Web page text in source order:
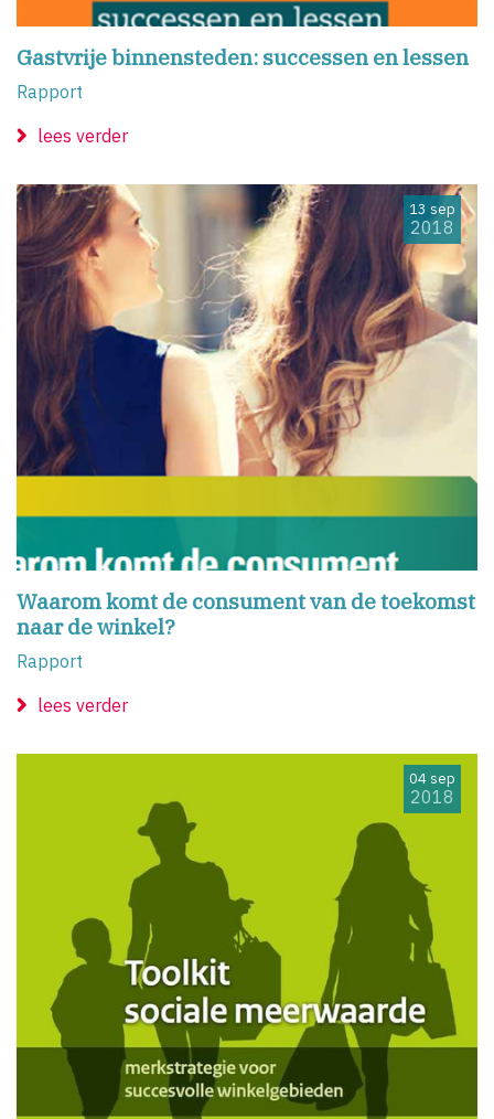
Gastvrije binnensteden: successen en lessen
Rapport
lees verder
Waarom komt de consument van de toekomst
naar de winkel?
Rapport
13 sep
2018
lees verder
04 sep
2018